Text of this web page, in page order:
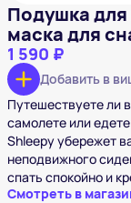
Подушка для
маска для
1 590 ₽
Добавить в
Путешествуете ли
самолете или
Shleepy убережет
неподвижного
спать спокойно и
Смотреть в